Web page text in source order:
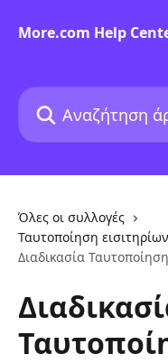
More.com Help
Αναζήτηση άρθρων...
Όλες οι συλλογές
Ταυτοποίηση
Διαδικασία